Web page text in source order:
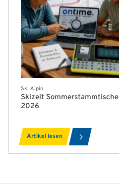
Ski Alpin
Skizeit Sommerstammtische
2026
Artikel lesen